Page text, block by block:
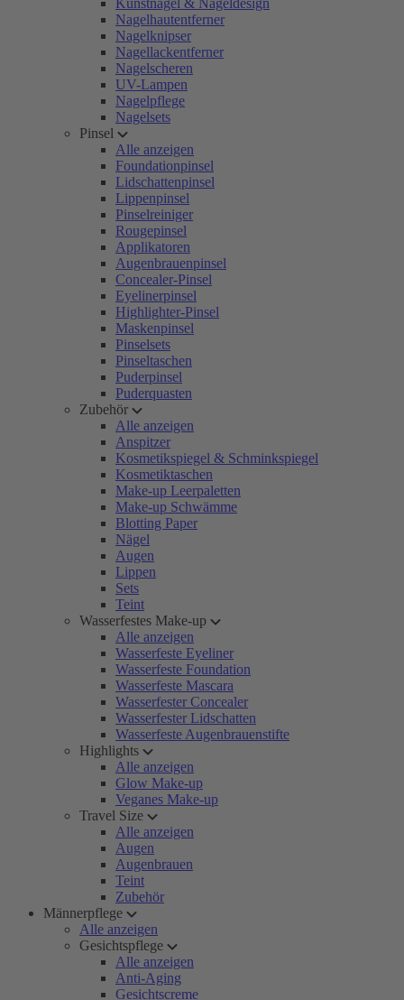
Kunstnägel & Nageldesign
Nagelhautentferner
Nagelknipser
Nagellackentferner
Nagelscheren
UV-Lampen
Nagelpflege
Nagelsets
Pinsel
Alle anzeigen
Foundationpinsel
Lidschattenpinsel
Lippenpinsel
Pinselreiniger
Rougepinsel
Applikatoren
Augenbrauenpinsel
Concealer-Pinsel
Eyelinerpinsel
Highlighter-Pinsel
Maskenpinsel
Pinselsets
Pinseltaschen
Puderpinsel
Puderquasten
Zubehör
Alle anzeigen
Anspitzer
Kosmetikspiegel & Schminkspiegel
Kosmetiktaschen
Make-up Leerpaletten
Make-up Schwämme
Blotting Paper
Nägel
Augen
Lippen
Sets
Teint
Wasserfestes Make-up
Alle anzeigen
Wasserfeste Eyeliner
Wasserfeste Foundation
Wasserfeste Mascara
Wasserfester Concealer
Wasserfester Lidschatten
Wasserfeste Augenbrauenstifte
Highlights
Alle anzeigen
Glow Make-up
Veganes Make-up
Travel Size
Alle anzeigen
Augen
Augenbrauen
Teint
Zubehör
Männerpflege
Alle anzeigen
Gesichtspflege
Alle anzeigen
Anti-Aging
Gesichtscreme